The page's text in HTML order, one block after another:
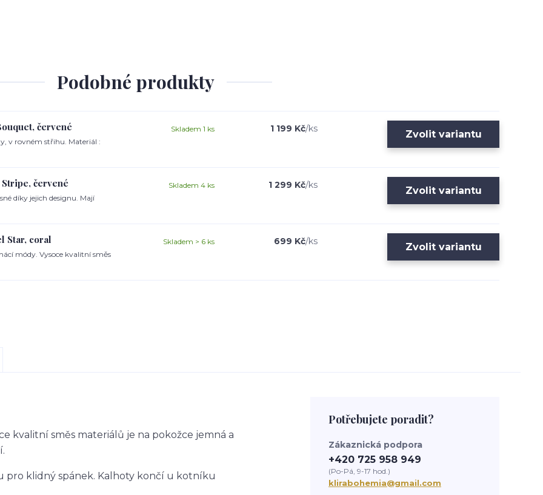
Podobné produkty
červené
v rovném střihu. Materiál :
1 199 Kč/ks
Skladem 1 ks Zvolit variantu
červené
díky jejich designu. Mají
1 299 Kč/ks
Skladem 4 ks Zvolit variantu
Star, coral
módy. Vysoce kvalitní směs
699 Kč/ks
Skladem > 6 ks Zvolit variantu
kvalitní směs materiálů je na pokožce jemná a
pro klidný spánek. Kalhoty končí u kotníku
Potřebujete poradit?
Zákaznická podpora
+420 725 958 949
(Po-Pá, 9-17 hod.)
klirabohemia@gmail.com